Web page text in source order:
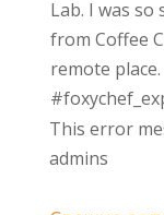
This error
admins